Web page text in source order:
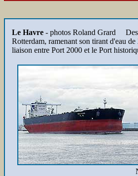
Le Havre - photos Roland Grard
Rotterdam, ramenant son tirant d'eau
liaison entre Port 2000 et le Port